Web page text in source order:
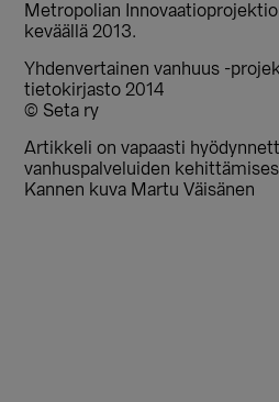
Metropolian
keväällä 2013.
Yhdenvertainen vanhuus -
tietokirjasto 2014
© Seta ry
Artikkeli on vapaasti
vanhuspalveluiden
Kannen kuva Martu Väisänen